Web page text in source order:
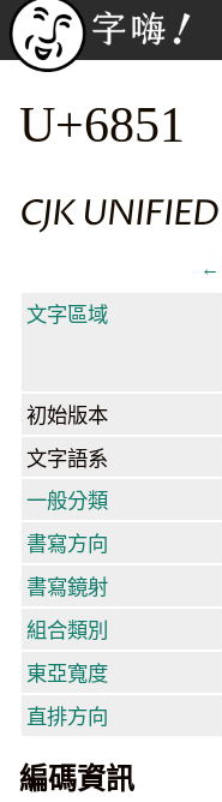
U+6851
CJK
←
文字區域
初始版本
文字語系
一般分類
書寫方向
書寫鏡射
組合類別
東亞寬度
直排方向
編碼資訊